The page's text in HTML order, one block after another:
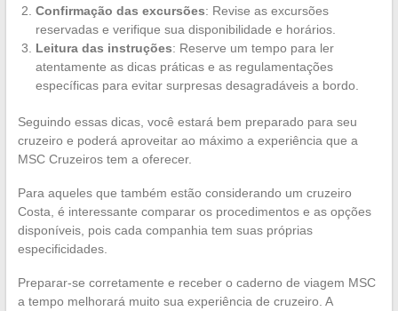
Confirmação das excursões: Revise as excursões
reservadas e verifique sua disponibilidade e horários.
Leitura das instruções: Reserve um tempo para ler
atentamente as dicas práticas e as regulamentações
específicas para evitar surpresas desagradáveis a bordo.
Seguindo essas dicas, você estará bem preparado para seu
cruzeiro e poderá aproveitar ao máximo a experiência que a
MSC Cruzeiros tem a oferecer.
Para aqueles que também estão considerando um cruzeiro
Costa, é interessante comparar os procedimentos e as opções
disponíveis, pois cada companhia tem suas próprias
especificidades.
Preparar-se corretamente e receber o caderno de viagem MSC
a tempo melhorará muito sua experiência de cruzeiro. A